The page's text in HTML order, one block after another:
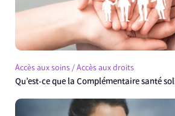
Accès aux soins / Accès aux droits
Qu’est-ce que la Complémentaire santé